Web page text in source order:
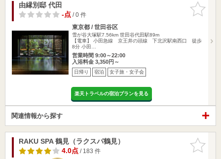
お気に入
りに追加
由縁別邸 代田
-点/ 0 件
東京都 / 世田谷区
雪が谷大塚駅7.56km 世田谷代田駅89m
【電車】 小田急線 京王井の頭線 下北沢駅南西口 徒歩
8分 小田…
営業時間 9:00～22:00
入浴料金 3,350円～
日帰り 宿泊 女子旅・女子会
楽天トラベルの宿泊プランを見る
関連情報から探す
お気に入
りに追加
RAKU SPA 鶴見（ラクスパ鶴見）
4.0点/ 183 件